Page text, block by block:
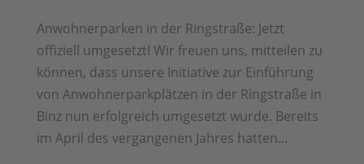
Anwohnerparken in der Ringstraße: Jetzt
offiziell umgesetzt! Wir freuen uns, mitteilen zu
können, dass unsere Initiative zur Einführung
von Anwohnerparkplätzen in der Ringstraße in
Binz nun erfolgreich umgesetzt wurde. Bereits
im April des vergangenen Jahres hatten...